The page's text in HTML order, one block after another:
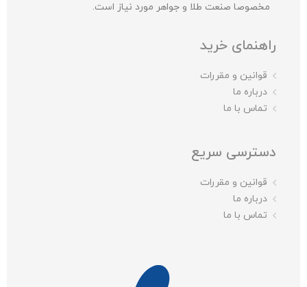
مخصوصا صنعت طلا و جواهر مورد نیاز است.
راهنمای خرید
قوانین و مقررات
درباره ما
تماس با ما
دسترسی سریع
قوانین و مقررات
درباره ما
تماس با ما